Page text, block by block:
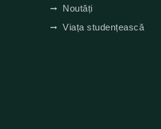
Noutăți
Viața studențească